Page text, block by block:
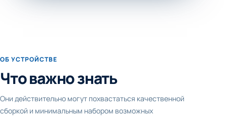
ОБ УСТРОЙСТВЕ
Что важно знать
Они действительно могут похвастаться качественной
сборкой и минимальным набором возможных